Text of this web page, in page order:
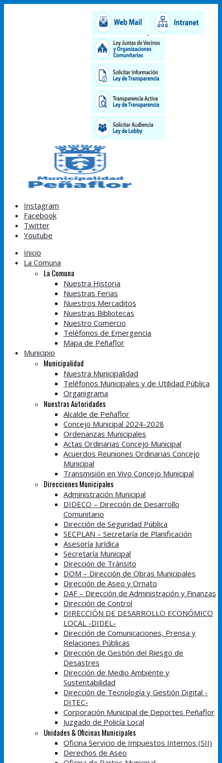
Instagram
Facebook
Twitter
Youtube
Inicio
La Comuna
La Comuna
Nuestra Historia
Nuestras Ferias
Nuestros Mercaditos
Nuestras Bibliotecas
Nuestro Comercio
Teléfonos de Emergencia
Mapa de Peñaflor
Municipio
Municipalidad
Nuestra Municipalidad
Teléfonos Municipales y de Utilidad Pública
Organigrama
Nuestras Autoridades
Alcalde de Peñaflor
Concejo Municipal 2024-2028
Ordenanzas Municipales
Actas Ordinarias Concejo Municipal
Acuerdos Reuniones Ordinarias Concejo
Municipal
Transmisión en Vivo Concejo Municipal
Direcciones Municipales
Administración Municipal
DIDECO – Dirección de Desarrollo
Comunitario
Dirección de Seguridad Pública
SECPLAN – Secretaría de Planificación
Asesoría Jurídica
Secretaría Municipal
Dirección de Tránsito
DOM – Dirección de Obras Municipales
Dirección de Aseo y Ornato
DAF – Dirección de Administración y Finanzas
Dirección de Control
DIRECCIÓN DE DESARROLLO ECONÓMICO
LOCAL -DIDEL-
Dirección de Comunicaciones, Prensa y
Relaciones Públicas
Dirección de Gestión del Riesgo de
Desastres
Dirección de Medio Ambiente y
Sustentabilidad
Dirección de Tecnología y Gestión Digital -
DITEC-
Corporación Municipal de Deportes Peñaflor
Juzgado de Policía Local
Unidades & Oficinas Municipales
Oficina Servicio de Impuestos Internos (SII)
Derechos de Aseo